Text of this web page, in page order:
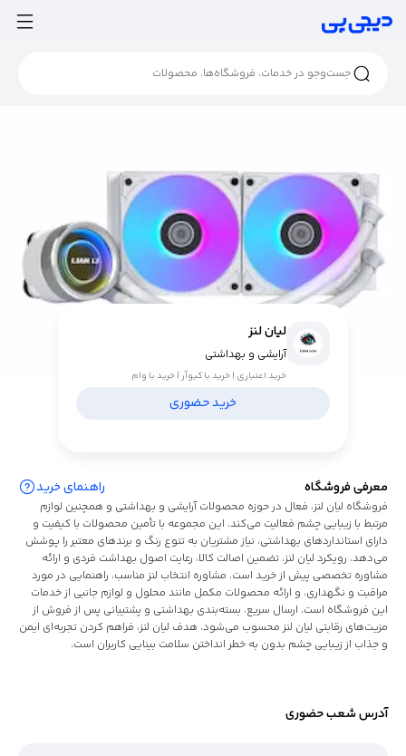
لیان لنز
آرایشی و بهداشتی
خرید اعتباری | خرید با کیوآر | خرید با وام
خرید حضوری
معرفی فروشگاه راهنمای خرید
فروشگاه لیان لنز، فعال در حوزه محصولات آرایشی و بهداشتی و همچنین لوازم
مرتبط با زیبایی چشم فعالیت می‌کند. این مجموعه با تأمین محصولات با کیفیت و
دارای استانداردهای بهداشتی، نیاز مشتریان به تنوع رنگ و برندهای معتبر را پوشش
می‌دهد. رویکرد لیان لنز، تضمین اصالت کالا، رعایت اصول بهداشت فردی و ارائه
مشاوره تخصصی پیش از خرید است. مشاوره انتخاب لنز مناسب، راهنمایی در مورد
مراقبت و نگهداری، و ارائه محصولات مکمل مانند محلول و لوازم جانبی از خدمات
این فروشگاه است. ارسال سریع، بسته‌بندی بهداشتی و پشتیبانی پس از فروش از
مزیت‌های رقابتی لیان لنز محسوب می‌شود. هدف لیان لنز، فراهم کردن تجربه‌ای ایمن
و جذاب از زیبایی چشم بدون به خطر انداختن سلامت بینایی کاربران است.
آدرس شعب حضوری